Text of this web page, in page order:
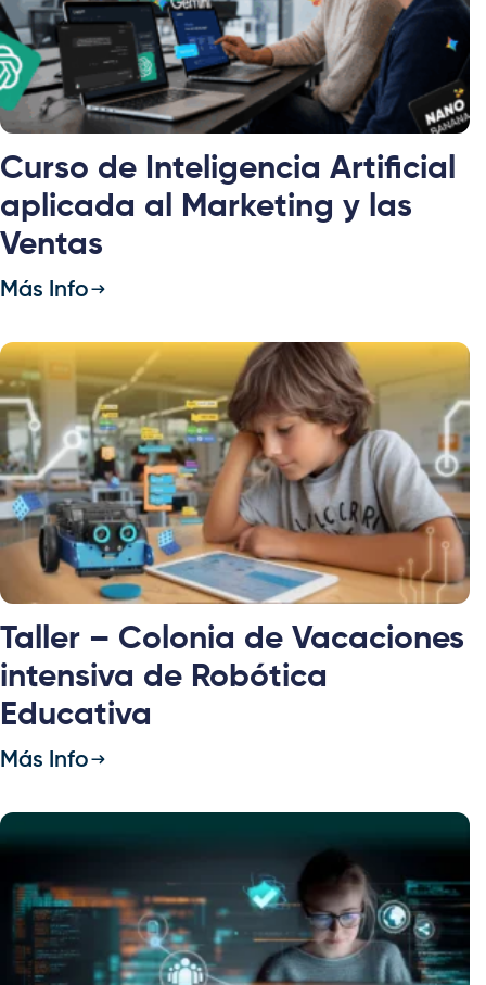
Curso de Inteligencia Artificial
aplicada al Marketing y las
Ventas
Más Info
Taller – Colonia de Vacaciones
intensiva de Robótica
Educativa
Más Info